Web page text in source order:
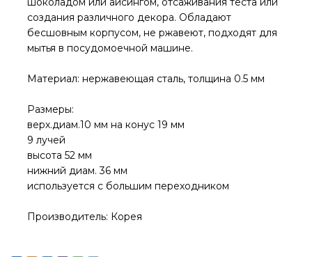
создания различного декора. Обладают
бесшовным корпусом, не ржавеют, подходят для
мытья в посудомоечной машине.
Материал: нержавеющая сталь, толщина 0.5 мм
Размеры:
верх.диам.10 мм на конус 19 мм
9 лучей
высота 52 мм
нижний диам. 36 мм
используется с большим переходником
Производитель: Корея